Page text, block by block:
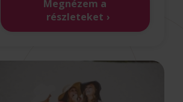
Megnézem a
részleteket